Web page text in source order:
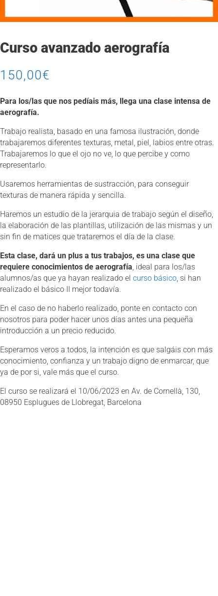
Curso avanzado aerografía
150,00€
Para los/las que nos pedíais más, llega una clase intensa de
aerografía.
Trabajo realista, basado en una famosa ilustración, donde
trabajaremos diferentes texturas, metal, piel, labios entre otras.
Trabajaremos lo que el ojo no ve, lo que percibe y como
representarlo.
Usaremos herramientas de sustracción, para conseguir
texturas de manera rápida y sencilla.
Haremos un estudio de la jerarquia de trabajo según el diseño,
la elaboración de las plantillas, utilización de las mismas y un
sin fin de matices que trataremos el día de la clase.
Esta clase, dará un plus a tus trabajos, es una clase que
requiere conocimientos de aerografía, ideal para los/las
alumnos/as que ya hayan realizado el curso básico, si han
realizado el básico II mejor todavía.
En el caso de no haberlo realizado, ponte en contacto con
nosotros para poder hacer unos días antes una pequeña
introducción a un precio reducido.
Esperamos veros a todos, la intención es que salgáis con más
conocimiento, confianza y un trabajo digno de enmarcar, que
ya de por si, vale más que el curso.
El curso se realizará el 10/06/2023 en Av. de Cornellà, 130,
08950 Esplugues de Llobregat, Barcelona